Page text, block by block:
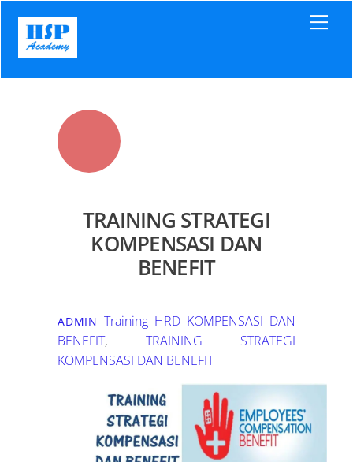
content
TRAINING STRATEGI
KOMPENSASI DAN
BENEFIT
ADMIN Training HRD KOMPENSASI DAN
BENEFIT, TRAINING STRATEGI
KOMPENSASI DAN BENEFIT